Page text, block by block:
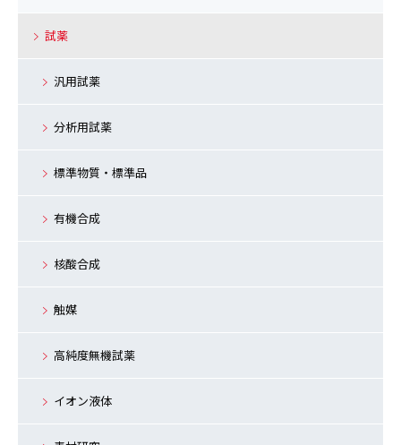
試薬
汎用試薬
分析用試薬
標準物質・標準品
有機合成
核酸合成
触媒
高純度無機試薬
イオン液体